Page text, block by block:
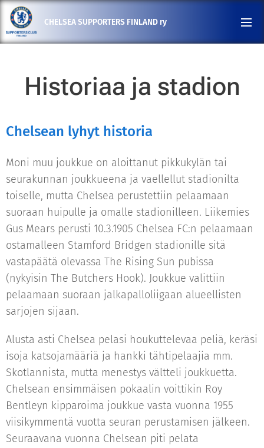
CHELSEA SUPPORTERS FINLAND ry
Historiaa ja stadion
Chelsean lyhyt historia
Moni muu joukkue on aloittanut pikkukylän tai
seurakunnan joukkueena ja vaellellut stadionilta
toiselle, mutta Chelsea perustettiin pelaamaan
suoraan huipulle ja omalle stadionilleen. Liikemies
Gus Mears perusti 10.3.1905 Chelsea FC:n pelaamaan
ostamalleen Stamford Bridgen stadionille sitä
vastapäätä olevassa The Rising Sun pubissa
(nykyisin The Butchers Hook). Joukkue valittiin
pelaamaan suoraan jalkapalloliigaan alueellisten
sarjojen sijaan.
Alusta asti Chelsea pelasi houkuttelevaa peliä, keräsi
isoja katsojamääriä ja hankki tähtipelaajia mm.
Skotlannista, mutta menestys vältteli joukkuetta.
Chelsean ensimmäisen pokaalin voittikin Roy
Bentleyn kipparoima joukkue vasta vuonna 1955
viisikymmentä vuotta seuran perustamisen jälkeen.
Seuraavana vuonna Chelsean piti pelata